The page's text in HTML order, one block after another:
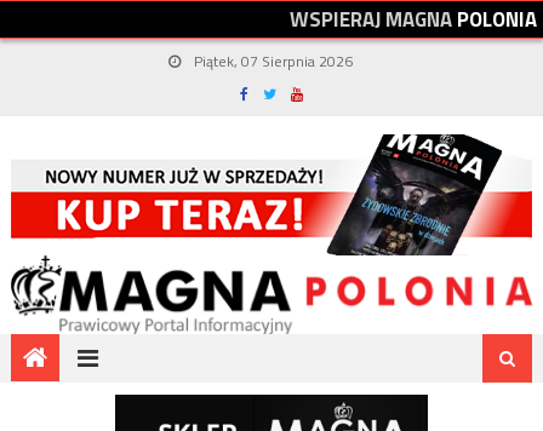
WSPIERAJMAGNAPOLONIA
Piątek, 07 Sierpnia 2026